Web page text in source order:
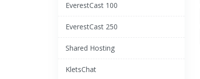
EverestCast 100
EverestCast 250
Shared Hosting
KletsChat